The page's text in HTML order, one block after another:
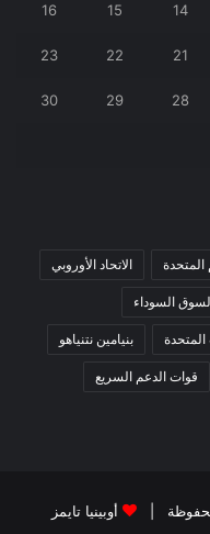
14
15
16
21
22
23
28
29
30
المتحدة الاتحاد الأوروبي
السوداء
المتحدة بنيامين نتنياهو
قوات الدعم السريع
أوبينيا تايمز